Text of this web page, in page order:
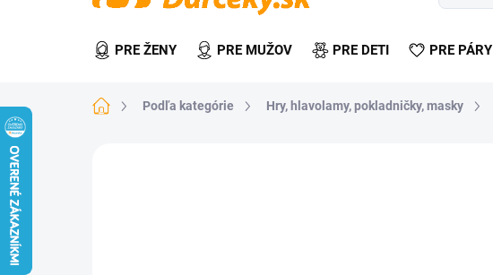
PRE ŽENY PRE MUŽOV PRE DETI PRE PÁRY
DomovPodľa kategórie Hry, hlavolamy, pokladničky, masky